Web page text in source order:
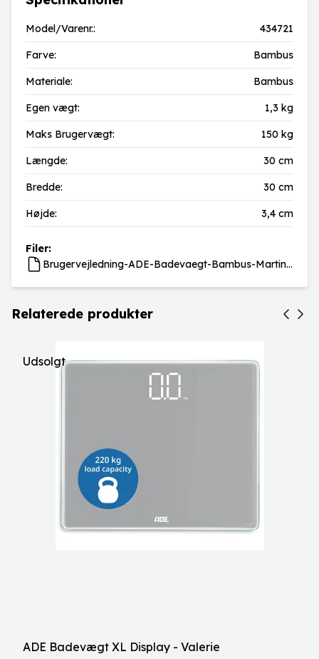
Model/Varenr.: 434721
Farve: Bambus
Materiale: Bambus
Egen vægt: 1,3 kg
Maks Brugervægt: 150 kg
Længde: 30 cm
Bredde: 30 cm
Højde: 3,4 cm
Filer:
Brugervejledning-ADE-Badevaegt-Bambus-Martina.pdf
Relaterede produkter
Udsolgt
ADE Badevægt XL Display - Valerie